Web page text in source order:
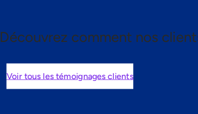
Découvrez comment nos
Voir tous les témoignages clients